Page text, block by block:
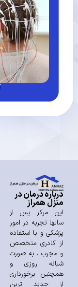
درباره درمان در
منزل همراز
این مرکز پس از
سالها تجربه در امور
پزشکی و با استفاده
از کادری متخصص
و مجرب ، به صورت
شبانه روزی و
همچنین برخورداری
از جدید ترین